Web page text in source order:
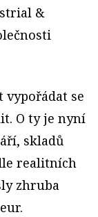
&
vypořádat se
O ty je nyní
skladů
realitních
zhruba